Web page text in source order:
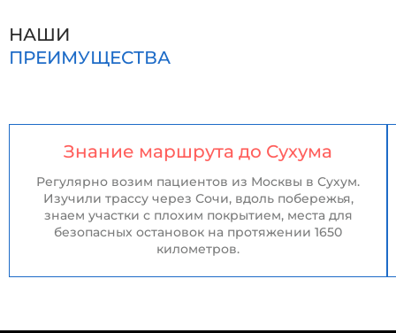
НАШИ
ПРЕИМУЩЕСТВА
Знание маршрута до Сухума
Регулярно возим пациентов из Москвы в Сухум.
Изучили трассу через Сочи, вдоль побережья,
знаем участки с плохим покрытием, места для
безопасных остановок на протяжении 1650
километров.